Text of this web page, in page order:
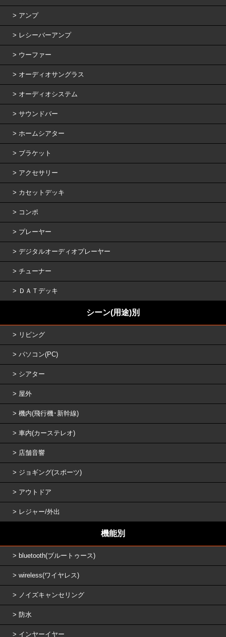
アンプ
レシーバーアンプ
ウーファー
オーディオサングラス
オーディオシステム
サウンドバー
ホームシアター
ブラケット
アクセサリー
カセットデッキ
コンポ
プレーヤー
デジタルオーディオプレーヤー
チューナー
ＤＡＴデッキ
シーン(用途)別
リビング
パソコン(PC)
シアター
屋外
機内(飛行機･新幹線)
車内(カーステレオ)
店舗音響
ジョギング(スポーツ)
アウトドア
レジャー/外出
機能別
bluetooth(ブルートゥース)
wireless(ワイヤレス)
ノイズキャンセリング
防水
インヤーイヤー